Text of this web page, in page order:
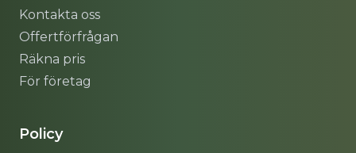
Kontakta oss
Offertförfrågan
Räkna pris
För företag
Policy